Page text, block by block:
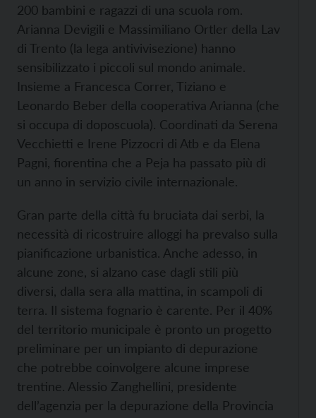
200 bambini e ragazzi di una scuola rom.
Arianna Devigili e Massimiliano Ortler della Lav
di Trento (la lega antivivisezione) hanno
sensibilizzato i piccoli sul mondo animale.
Insieme a Francesca Correr, Tiziano e
Leonardo Beber della cooperativa Arianna (che
si occupa di doposcuola). Coordinati da Serena
Vecchietti e Irene Pizzocri di Atb e da Elena
Pagni, fiorentina che a Peja ha passato più di
un anno in servizio civile internazionale.
Gran parte della città fu bruciata dai serbi, la
necessità di ricostruire alloggi ha prevalso sulla
pianificazione urbanistica. Anche adesso, in
alcune zone, si alzano case dagli stili più
diversi, dalla sera alla mattina, in scampoli di
terra. Il sistema fognario è carente. Per il 40%
del territorio municipale è pronto un progetto
preliminare per un impianto di depurazione
che potrebbe coinvolgere alcune imprese
trentine. Alessio Zanghellini, presidente
dell’agenzia per la depurazione della Provincia